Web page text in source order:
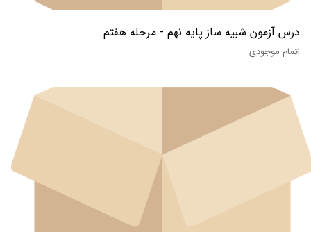
درس آزمون شبیه ساز پایه نهم - مرحله هفتم
اتمام موجودی